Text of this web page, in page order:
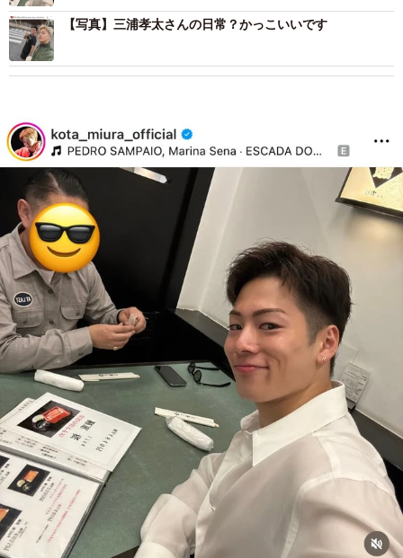
【写真】三浦孝太さんの日常？かっこいいです